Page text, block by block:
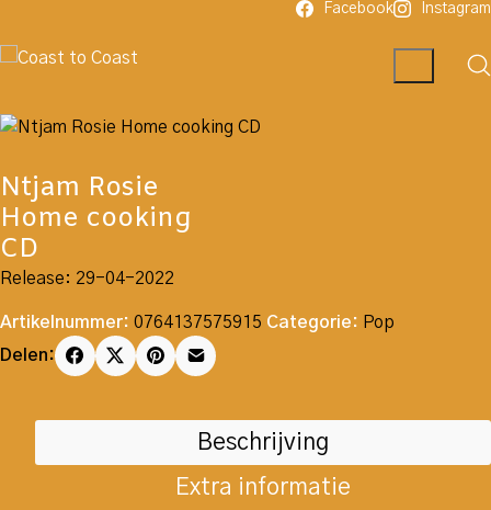
Facebook Instagram
Ntjam Rosie
Home cooking
CD
Release: 29-04-2022
Artikelnummer: 0764137575915 Categorie: Pop
Delen:
Beschrijving
Extra informatie